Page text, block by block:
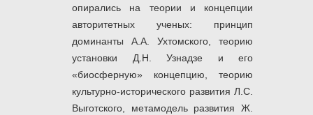
опирались на теории и концепции
авторитетных ученых: принцип
доминанты А.А. Ухтомского, теорию
установки Д.Н. Узнадзе и его
«биосферную» концепцию, теорию
культурно-исторического развития Л.С.
Выготского, метамодель развития Ж.